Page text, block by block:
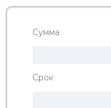
Сумма
Срок